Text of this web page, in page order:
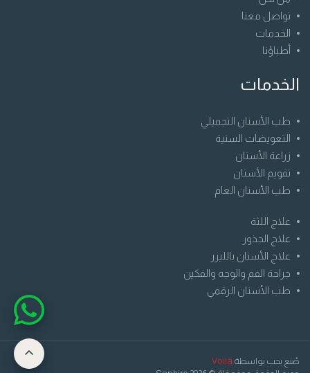
تواصل معنا
الخدمات
أطباؤنا
الخدمات
طب الأسنان التجميلي
التعويضات السنية
زراعة الأسنان
تقويم الأسنان
طب الأسنان العام
علاج اللثة
علاج الجذور
علاج الأسنان بالليزر
جراحة الفم والوجه والفكين
طب الأسنان الرقمي
صُنع بحب بواسطة Voila